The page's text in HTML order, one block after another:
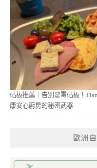
砧板推薦｜告別發霉砧板！
康安心廚房的秘密武器
歐洲